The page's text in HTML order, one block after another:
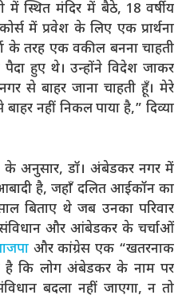
में स्थित मंदिर में बैठे, 18 वर्षीय
में प्रवेश के लिए एक प्रार्थना
तरह एक वकील बनना चाहती
हुए थे। उन्होंने विदेश जाकर
से बाहर जाना चाहती हूँ। मेरे
नहीं निकल पाया है,” दिव्या
अनुसार, डॉ। अंबेडकर नगर में
है, जहाँ दलित आईकॉन का
बिताए थे जब उनका परिवार
संविधान और आंबेडकर के चर्चाओं
और कांग्रेस एक “खतरनाक
कि लोग अंबेडकर के नाम पर
बदला नहीं जाएगा, न तो